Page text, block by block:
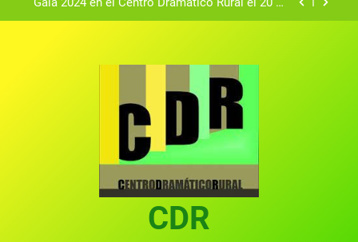
Gala 2024 en el Centro Dramático Rural el 20 de
convocado por el Centro Dramático Rural de Mira
(Cuenca)
Gala anual virtual del Centro Dramático Rural de
Gala del Centro Dramático Rural 2025
Gala 2024 en el Centro Dramático Rural el 20 de
Textos seleccionados en el VI Certamen
Francisco Nieva de piezas breves teatrales
convocado por el Centro Dramático Rural de Mira
Gala anual virtual del Centro Dramático Rural de
CDR